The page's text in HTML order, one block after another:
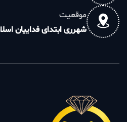
موقعیت
شهرری ابتدای فداییان اسلام